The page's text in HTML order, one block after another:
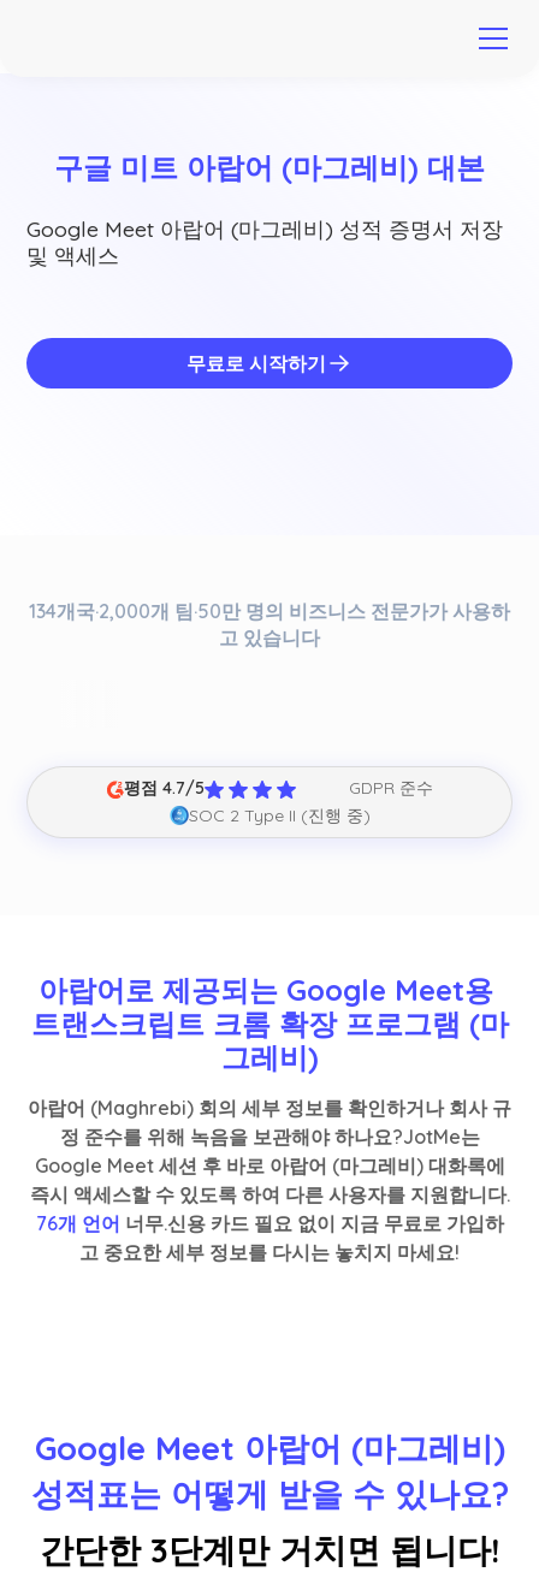
구글 미트 아랍어 (마그레비) 대본
Google Meet 아랍어 (마그레비) 성적 증명서 저장
및 액세스
무료로 시작하기
134개국·2,000개 팀·50만 명의 비즈니스 전문가가 사용하
고 있습니다
평점 4.7/5
GDPR 준수
SOC 2 Type II (진행 중)
아랍어로 제공되는 Google Meet용
트랜스크립트 크롬 확장 프로그램 (마
그레비)
아랍어 (Maghrebi) 회의 세부 정보를 확인하거나 회사 규
정 준수를 위해 녹음을 보관해야 하나요?JotMe는
Google Meet 세션 후 바로 아랍어 (마그레비) 대화록에
즉시 액세스할 수 있도록 하여 다른 사용자를 지원합니다.
76개 언어 너무.신용 카드 필요 없이 지금 무료로 가입하
고 중요한 세부 정보를 다시는 놓치지 마세요!
Google Meet 아랍어 (마그레비)
성적표는 어떻게 받을 수 있나요?
간단한 3단계만 거치면 됩니다!